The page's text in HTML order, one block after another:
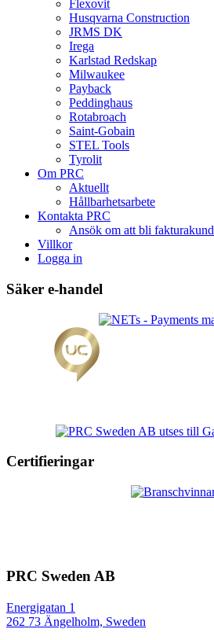
Flexovit
Husqvarna Construction
JRMS DK
Irega
Karlstad Redskap
Milwaukee
Payback
Peddinghaus
Rotabroach
Saint-Gobain
STEL Tools
Tyrolit
Om PRC
Aktuellt
Hållbarhetsarbete
Kontakta PRC
Ansök om att bli fakturakund
Villkor
Logga in
Säker e-handel
Certifieringar
PRC Sweden AB
Energigatan 1
262 73 Ängelholm, Sweden